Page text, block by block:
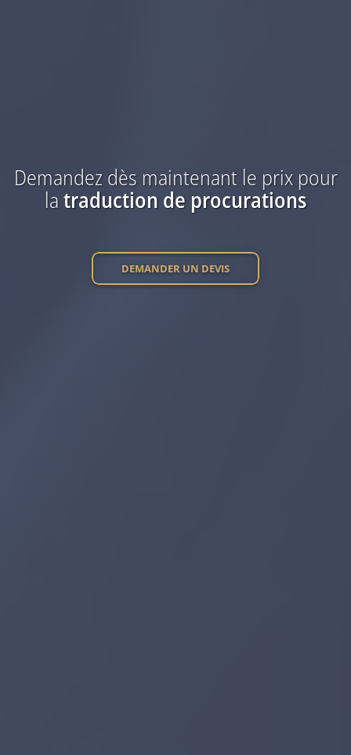
Demandez dès maintenant le prixpour
latraduction de procurations
DEMANDER UN DEVIS